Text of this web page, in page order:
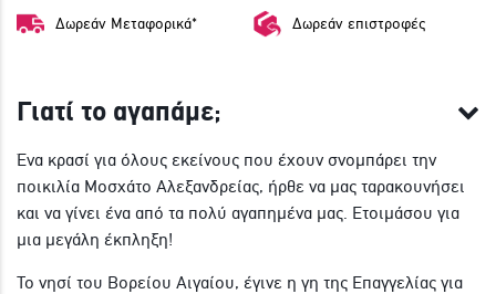
Δωρεάν Μεταφορικά* Δωρεάν επιστροφές
Γιατί το αγαπάμε;
Ένα κρασί για όλους εκείνους που έχουν σνομπάρει την
ποικιλία Μοσχάτο Αλεξανδρείας, ήρθε να μας ταρακουνήσει
και να γίνει ένα από τα πολύ αγαπημένα μας. Ετοιμάσου για
μια μεγάλη έκπληξη!
Το νησί του Βορείου Αιγαίου, έγινε η γη της Επαγγελίας για